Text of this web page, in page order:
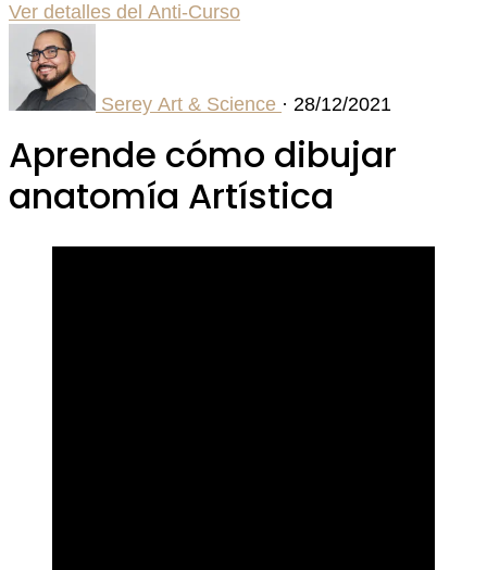
Ver detalles del Anti-Curso
Serey Art & Science · 28/12/2021
Aprende cómo dibujar
anatomía Artística